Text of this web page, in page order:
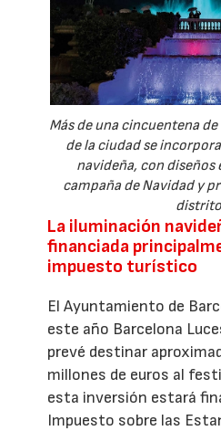
Más de una cincuentena
de la ciudad se
navideña, con diseños
campaña de Navidad y
La iluminación
financiada
impuesto turístico
El Ayuntamiento de
este año Barcelona
prevé destinar
millones de euros al
esta inversión estará
Impuesto sobre las